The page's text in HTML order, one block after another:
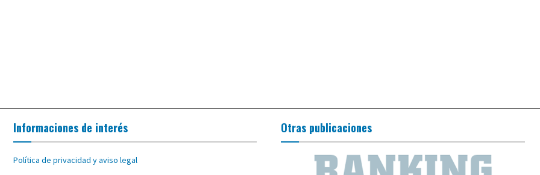
Informaciones de interés
Política de privacidad y aviso legal
Otras publicaciones